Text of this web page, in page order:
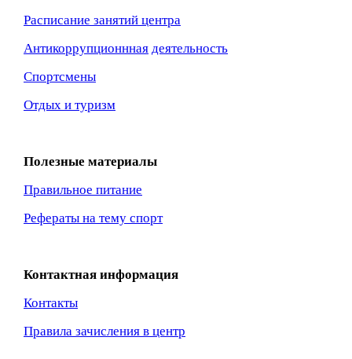
Расписание занятий центра
Антикоррупционнная деятельность
Спортсмены
Отдых и туризм
Полезные материалы
Правильное питание
Рефераты на тему спорт
Контактная информация
Контакты
Правила зачисления в центр